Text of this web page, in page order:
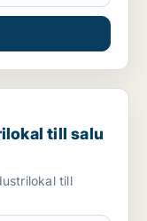
i Stockholms län
till salu
till